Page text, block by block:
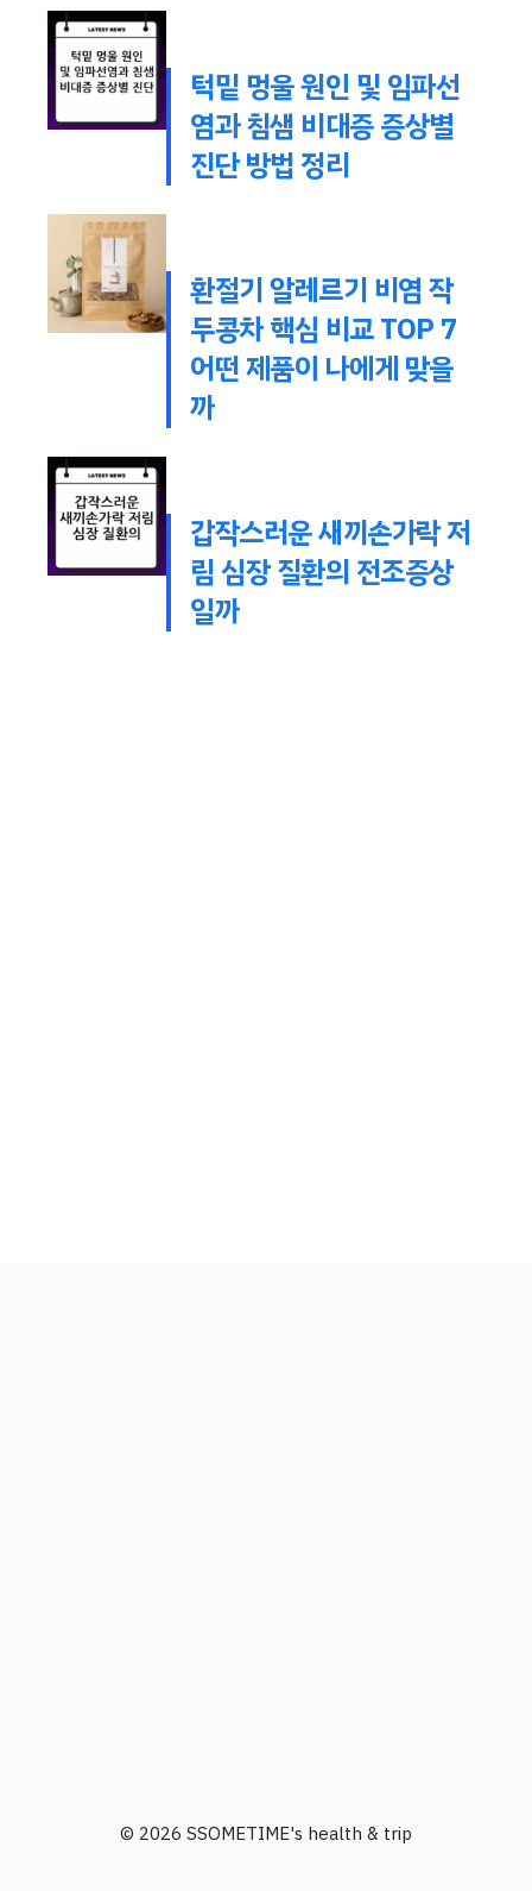
턱밑 멍울 원인 및 임파선
염과 침샘 비대증 증상별
진단 방법 정리
환절기 알레르기 비염 작
두콩차 핵심 비교 TOP 7
어떤 제품이 나에게 맞을
까
갑작스러운 새끼손가락 저
림 심장 질환의 전조증상
일까
© 2026 SSOMETIME's health & trip